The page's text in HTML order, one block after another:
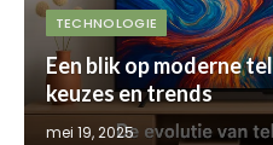
TECHNOLOGIE
Een blik op moderne
keuzes en trends
mei 19, 2025